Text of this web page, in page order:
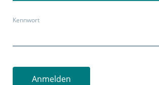
Kennwort
Anmelden